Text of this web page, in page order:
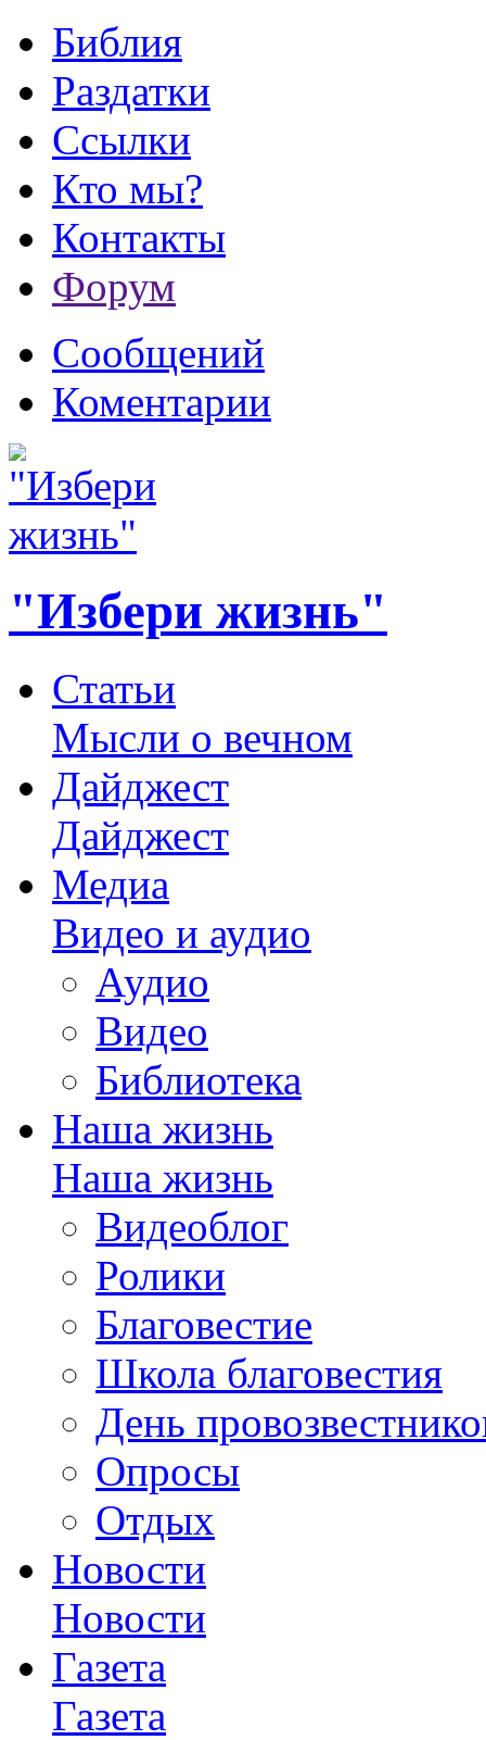
Библия
Раздатки
Ссылки
Кто мы?
Контакты
Форум
Сообщений
Коментарии
"Избери жизнь"
Статьи
Мысли о вечном
Дайджест
Дайджест
Медиа
Видео и аудио
Аудио
Видео
Библиотека
Наша жизнь
Наша жизнь
Видеоблог
Ролики
Благовестие
Школа благовестия
День
Опросы
Отдых
Новости
Новости
Газета
Газета